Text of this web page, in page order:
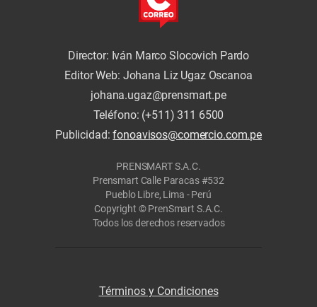
Director: Iván Marco Slocovich Pardo
Editor Web: Johana Liz Ugaz Oscanoa
johana.ugaz@prensmart.pe
Teléfono: (+511) 311 6500
Publicidad:fonoavisos@comercio.com.pe
PRENSMART S.A.C.
Prensmart Calle Paracas #532
Pueblo Libre, Lima - Perú
Copyright © PrenSmart S.A.C.
Todos los derechos reservados
Términos y Condiciones